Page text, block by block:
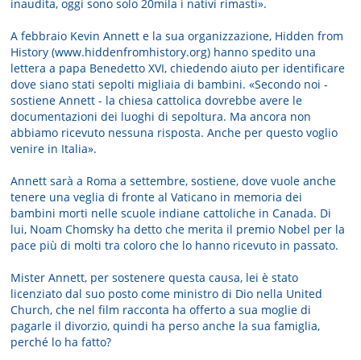
inaudita, oggi sono solo 20mila i nativi rimasti».
A febbraio Kevin Annett e la sua organizzazione, Hidden from
History (www.hiddenfromhistory.org) hanno spedito una
lettera a papa Benedetto XVI, chiedendo aiuto per identificare
dove siano stati sepolti migliaia di bambini. «Secondo noi -
sostiene Annett - la chiesa cattolica dovrebbe avere le
documentazioni dei luoghi di sepoltura. Ma ancora non
abbiamo ricevuto nessuna risposta. Anche per questo voglio
venire in Italia».
Annett sarà a Roma a settembre, sostiene, dove vuole anche
tenere una veglia di fronte al Vaticano in memoria dei
bambini morti nelle scuole indiane cattoliche in Canada. Di
lui, Noam Chomsky ha detto che merita il premio Nobel per la
pace più di molti tra coloro che lo hanno ricevuto in passato.
Mister Annett, per sostenere questa causa, lei è stato
licenziato dal suo posto come ministro di Dio nella United
Church, che nel film racconta ha offerto a sua moglie di
pagarle il divorzio, quindi ha perso anche la sua famiglia,
perché lo ha fatto?